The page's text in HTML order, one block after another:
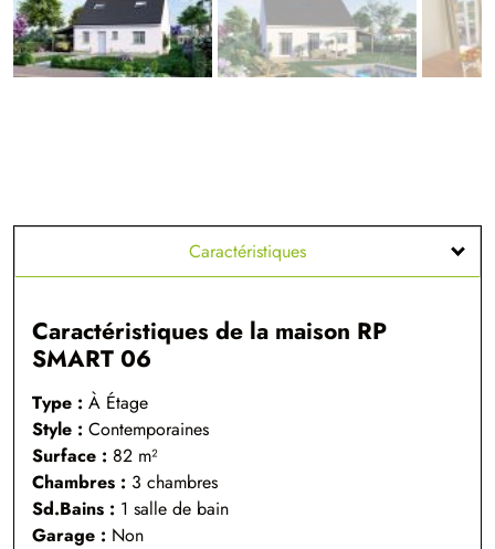
Caractéristiques
Caractéristiques de la maison RP
SMART 06
Type : À Étage
Style : Contemporaines
Surface : 82 m²
Chambres : 3 chambres
Sd.Bains : 1 salle de bain
Garage : Non